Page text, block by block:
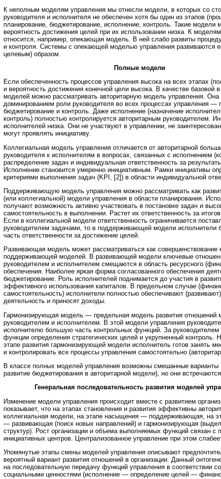
К неполным моделям управления мы отнесли модели, в которых со
руководителя и исполнителя не обеспечен хотя бы один из этапов
планирование, бюджетирование, исполнение, контроль. Такие
вероятность достижения целей при их использовании низка. К
относится, например, опекающая модель. В ней слабо развиты
и контроля. Системы с опекающей моделью управления развиваются
целевым) образом.
Полные модели
Если обеспеченность процессов управления высока на всех этапах
и вероятность достижения конечной цели высока. В качестве базовой
моделей можно рассматривать авторитарную модель управления. Она
доминированием роли руководителя во всех процессах управления —
бюджетирование и контроль. Даже исполнение (назначение
контроль) полностью контролируется авторитарным руководителем.
исполнителей низка. Они не участвуют в управлении, не
могут проявлять инициативу.
Коллегиальная модель управления отличается от авторитарной
руководителя к исполнителям в вопросах, связанных с исполнением
распределение задач и индивидуальная ответственность за
Исполнение становится умеренно инициативным. Рамки инициативы
критериями выполнения задач (KPI, [2]) в области индивидуальной
Поддерживающую модель управления можно рассматривать как
(или коллегиальной) модели управления в области планирования.
получают возможность активно участвовать в постановке задач и
самостоятельность в выполнении. Растет их ответственность за
Если в коллегиальной модели ответственность ограничивается
руководителем задачами, то в поддерживающей модели исполнители
часть ответственности за достижение целей.
Развивающая модель может рассматриваться как совершенствование
поддерживающей моделей. В развивающей модели ключевые
руководителем и исполнителем смещаются в область ресурсного
обеспечения. Наиболее яркая форма согласованного обеспечения
бюджетирование. Роль исполнителей поднимается до участия в
эффективного использования капиталов. В предельном случае
самостоятельность) исполнители полностью обеспечивают
деятельность и приносят доходы.
Гармонизирующая модель — предельная модель развития отношений
руководителем и исполнителем. В этой модели управления
исполнителю большую часть контрольных функций. За руководителем
функции определения стратегических целей и укрупненный контроль.
этапе развития гармонизирующей модели исполнитель готов занять
и контролировать все процессы управления самостоятельно
В классе полных моделей управления возможны смешанные варианты
развитие бюджетирования в авторитарной модели), но они
Генеральная последовательность развития моделей
Изменение модели управления происходит вместе с развитием
показывает, что на этапах становления и развития эффективны
коллегиальная модели, на этапе насыщения — поддерживающая, на
— развивающая (поиск новых направлений) и гармонизирующая
структур). Рост организации и объема выполняемых функций связан с
инициативных центров. Централизованное управление при этом
Упомянутые этапы смены моделей управления описывают
вероятный вариант развития отношений в организации. Данный
на последовательную передачу функций управления в соответствии
социальными ценностями (исполнение — определение целей —